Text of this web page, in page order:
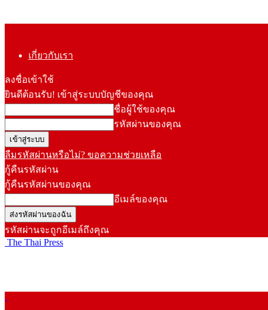
เกี่ยวกับเรา
ลงชื่อเข้าใช้
ยินดีต้อนรับ! เข้าสู่ระบบบัญชีของคุณ
ชื่อผู้ใช้ของคุณ
รหัสผ่านของคุณ
ลืมรหัสผ่านหรือไม่? ขอความช่วยเหลือ
กู้คืนรหัสผ่าน
กู้คืนรหัสผ่านของคุณ
อีเมล์ของคุณ
รหัสผ่านจะถูกอีเมล์ถึงคุณ
The Thai Press